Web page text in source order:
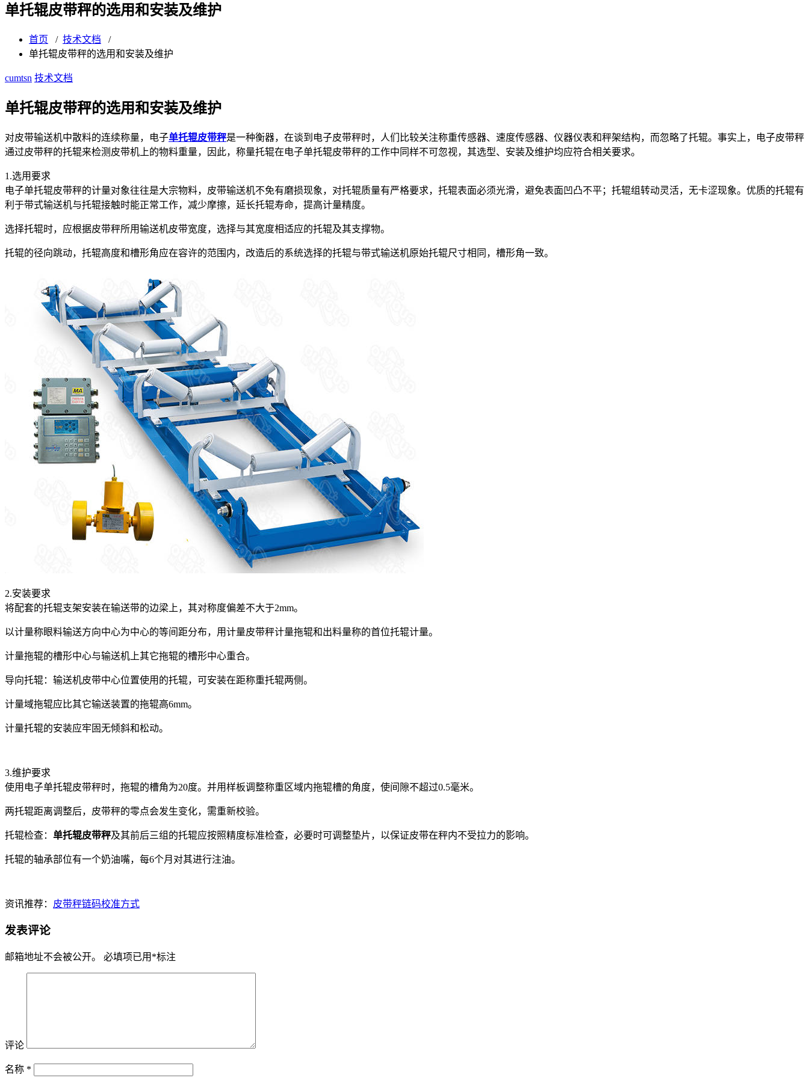
单托辊皮带秤的选用和安装及维护
首页 / 技术文档 /
单托辊皮带秤的选用和安装及维护
cumtsn 技术文档
单托辊皮带秤的选用和安装及维护
对皮带输送机中散料的连续称量，电子单托辊皮带秤是一种衡器，在谈到电子皮带秤时，人们比较关注称重传感器、速度传感器、仪器仪表和秤架结构，而忽略了托辊。事实上，电子皮带秤
通过皮带秤的托辊来检测皮带机上的物料重量，因此，称量托辊在电子单托辊皮带秤的工作中同样不可忽视，其选型、安装及维护均应符合相关要求。
1.选用要求
电子单托辊皮带秤的计量对象往往是大宗物料，皮带输送机不免有磨损现象，对托辊质量有严格要求，托辊表面必须光滑，避免表面凹凸不平；托辊组转动灵活，无卡涩现象。优质的托辊有
利于带式输送机与托辊接触时能正常工作，减少摩擦，延长托辊寿命，提高计量精度。
选择托辊时，应根据皮带秤所用输送机皮带宽度，选择与其宽度相适应的托辊及其支撑物。
托辊的径向跳动，托辊高度和槽形角应在容许的范围内，改造后的系统选择的托辊与带式输送机原始托辊尺寸相同，槽形角一致。
2.安装要求
将配套的托辊支架安装在输送带的边梁上，其对称度偏差不大于2mm。
以计量称眼料输送方向中心为中心的等间距分布，用计量皮带秤计量拖辊和出料量称的首位托辊计量。
计量拖辊的槽形中心与输送机上其它拖辊的槽形中心重合。
导向托辊：输送机皮带中心位置使用的托辊，可安装在距称重托辊两侧。
计量域拖辊应比其它输送装置的拖辊高6mm。
计量托辊的安装应牢固无倾斜和松动。
3.维护要求
使用电子单托辊皮带秤时，拖辊的槽角为20度。并用样板调整称重区域内拖辊槽的角度，使间隙不超过0.5毫米。
两托辊距离调整后，皮带秤的零点会发生变化，需重新校验。
托辊检查： 单托辊皮带秤及其前后三组的托辊应按照精度标准检查，必要时可调整垫片，以保证皮带在秤内不受拉力的影响。
托辊的轴承部位有一个奶油嘴，每6个月对其进行注油。
资讯推荐： 皮带秤链码校准方式
发表评论
邮箱地址不会被公开。 必填项已用 *标注
评论
名称 *